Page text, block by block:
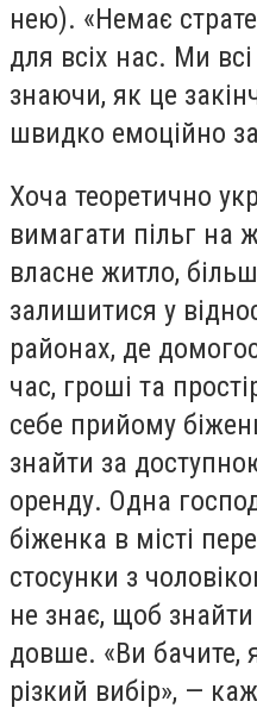
нею). «Немає
для всіх нас. Ми
знаючи, як це
швидко емоційно
Хоча теоретично
вимагати пільг на
власне житло,
залишитися у
районах, де
час, гроші та
себе прийому
знайти за
оренду. Одна
біженка в місті
стосунки з
не знає, щоб
довше. «Ви бачите,
різкий вибір», —